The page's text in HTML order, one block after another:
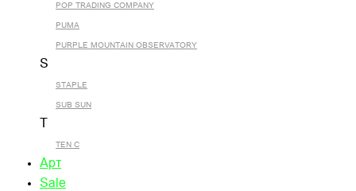
POP TRADING COMPANY
PUMA
PURPLE MOUNTAIN OBSERVATORY
S
STAPLE
SUB SUN
TEN C
Арт
Sale